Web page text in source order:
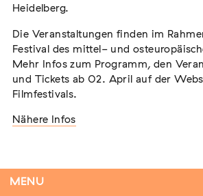
MENU
Vom Vorurteil zur Gewalt:
soziale Feindbilder in
Gegenwart
15. September 2026 Dortmund
Heidelberg.
Die Veranstaltungen finden im
Festival des mittel- und
Mehr Infos zum Programm, den
und Tickets ab 02. April auf der
Filmfestivals.
Nähere Infos